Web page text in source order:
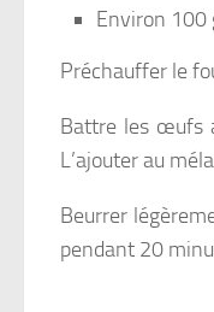
Environ 100
Préchauffer le
Battre les œufs
L’ajouter au
Beurrer
pendant 20